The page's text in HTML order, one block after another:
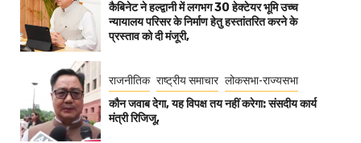
कैबिनेट ने हल्द्वानी में लगभग 30 हेक्टेयर भूमि उच्च
न्यायालय परिसर के निर्माण हेतु हस्तांतरित करने के
प्रस्ताव को दी मंजूरी,
राजनीतिक राष्ट्रीय समाचार लोकसभा-राज्यसभा
कौन जवाब देगा, यह विपक्ष तय नहीं करेगा: संसदीय कार्य
मंत्री रिजिजू,